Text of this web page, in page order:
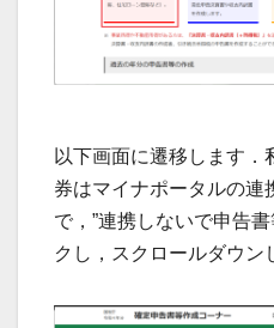
以下画面に遷移します．
券はマイナポータルの連
で，”連携しないで申告
クし，スクロールダウン